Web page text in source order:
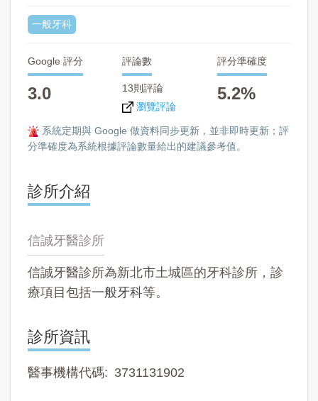
一般牙科
Google 評分
3.0
評論數
13則評論
瀏覽評論
評分準確度
5.2%
系統定期與 Google 做資料同步更新，並非即時更新；評
分準確度為系統根據評論數量給出的建議參考值。
診所介紹
信誠牙醫診所
信誠牙醫診所為新北市土城區的牙科診所，診
療項目包括一般牙科等。
診所資訊
醫事機構代碼 3731131902